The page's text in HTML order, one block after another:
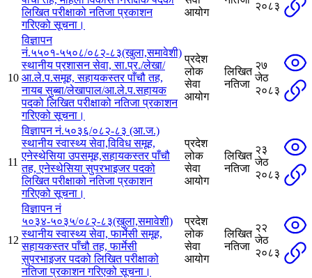
लिखित परीक्षाको नतिजा प्रकाशन
गरिएको सूचना।
आयोग
२०८३
10
विज्ञापन
नं.५५०१-५५०८/०८२-८३(खुला,समावेशी)
स्थानीय प्रशासन सेवा, सा.प्र./लेखा/
आ.ले.प.समूह, सहायकस्तर पाँचौ तह,
नायब सुब्बा/लेखापाल/आ.ले.प.सहायक
पदको लिखित परीक्षाको नतिजा प्रकाशन
गरिएको सूचना।
प्रदेश
लोक
सेवा
आयोग
लिखित
नतिजा
२७
जेठ
२०८३
11
विज्ञापन नं.५०३६/०८२-८३ (आ.ज.)
स्थानीय स्वास्थ्य सेवा,विविध समूह,
एनेस्थेसिया उपसमूह,सहायकस्तर पाँचौ
तह, एनेस्थेसिया सुपरभाइजर पदको
लिखित परीक्षाको नतिजा प्रकाशन
गरिएको सूचना।
प्रदेश
लोक
सेवा
आयोग
लिखित
नतिजा
२३
जेठ
२०८३
12
विज्ञापन नं
५०३४-५०३५/०८२-८३(खुला,समावेशी)
स्थानीय स्वास्थ्य सेवा, फार्मेसी समूह,
सहायकस्तर पाँचौ तह, फार्मेसी
सुपरभाइजर पदको लिखित परीक्षाको
नतिजा प्रकाशन गरिएको सूचना।
प्रदेश
लोक
सेवा
आयोग
लिखित
नतिजा
२२
जेठ
२०८३